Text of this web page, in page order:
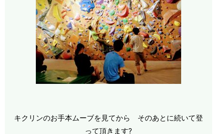
キクリンのお手本ムーブを見てから そのあとに続いて登
って頂きます?